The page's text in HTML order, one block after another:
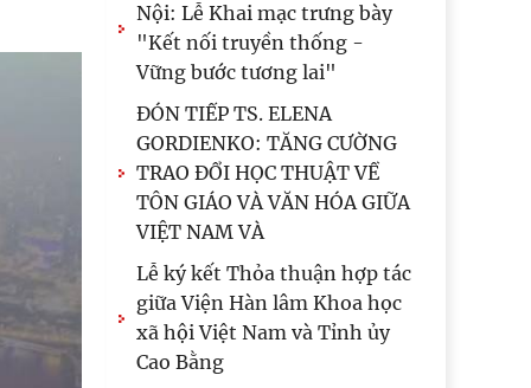
ĐỊNH VỀ CÔNG TÁC CÁN BỘ
Đối thoại ICWA – VASS lần
thứ 6: Thúc đẩy quan hệ Đối
tác Chiến lược Toàn diện tăng
cường Việt Nam
Hội thảo khoa học quốc tế:
“Nền kinh tế độc lập, tự chủ:
Sáng kiến của Cộng hòa Dân
chủ Nhân dân
Viện Hàn lâm Khoa học xã
hội Việt Nam và Học viện
Chính trị và Hành chính quốc